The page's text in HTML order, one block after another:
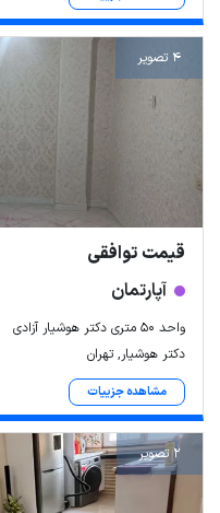
4 تصویر
قیمت توافقی
آپارتمان
واحد 50 متری دکتر هوشیار آزادی
دکتر هوشیار, تهران
مشاهده جزییات
2 تصویر